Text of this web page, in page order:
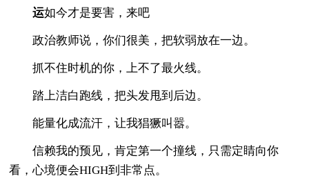
运如今才是要害，来吧
政治教师说，你们很美，把软弱放在一边。
抓不住时机的你，上不了最火线。
踏上洁白跑线，把头发甩到后边。
能量化成流汗，让我猖獗叫嚣。
信赖我的预见，肯定第一个撞线，只需定睛向你
看，心境便会HIGH到非常点。